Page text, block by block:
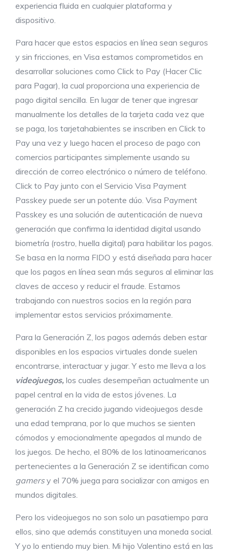
experiencia fluida en cualquier plataforma y
dispositivo.
Para hacer que estos espacios en línea sean seguros
y sin fricciones, en Visa estamos comprometidos en
desarrollar soluciones como Click to Pay (Hacer Clic
para Pagar), la cual proporciona una experiencia de
pago digital sencilla. En lugar de tener que ingresar
manualmente los detalles de la tarjeta cada vez que
se paga, los tarjetahabientes se inscriben en Click to
Pay una vez y luego hacen el proceso de pago con
comercios participantes simplemente usando su
dirección de correo electrónico o número de teléfono.
Click to Pay junto con el Servicio Visa Payment
Passkey puede ser un potente dúo. Visa Payment
Passkey es una solución de autenticación de nueva
generación que confirma la identidad digital usando
biometría (rostro, huella digital) para habilitar los pagos.
Se basa en la norma FIDO y está diseñada para hacer
que los pagos en línea sean más seguros al eliminar las
claves de acceso y reducir el fraude. Estamos
trabajando con nuestros socios en la región para
implementar estos servicios próximamente.
Para la Generación Z, los pagos además deben estar
disponibles en los espacios virtuales donde suelen
encontrarse, interactuar y jugar. Y esto me lleva a los
videojuegos, los cuales desempeñan actualmente un
papel central en la vida de estos jóvenes. La
generación Z ha crecido jugando videojuegos desde
una edad temprana, por lo que muchos se sienten
cómodos y emocionalmente apegados al mundo de
los juegos. De hecho, el 80% de los latinoamericanos
pertenecientes a la Generación Z se identifican como
gamersy el 70% juega para socializar con amigos en
mundos digitales.
Pero los videojuegos no son solo un pasatiempo para
ellos, sino que además constituyen una moneda social.
Y yo lo entiendo muy bien. Mi hijo Valentino está en las